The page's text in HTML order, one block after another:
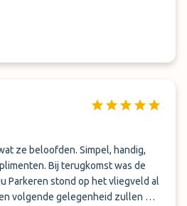
ze beloofden. Simpel, handig,
was de
Parkeren stond op het vliegveld al